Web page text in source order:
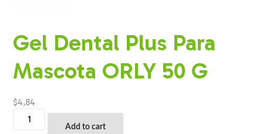
Gel Dental Plus Para
Mascota ORLY 50 G
$4,84
Dental
Add to cart